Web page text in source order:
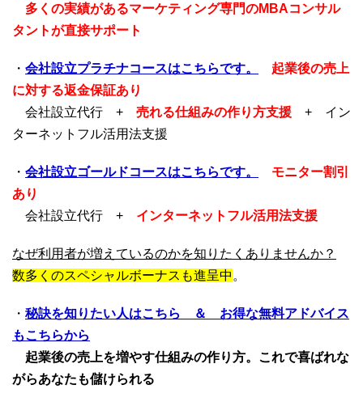
多くの実績があるマーケティング専門のMBAコンサル
タントが直接サポート
・ 会社設立プラチナコースはこちらです。
起業後の売上
に対する返金保証あり
会社設立代行 + 売れる仕組みの作り方支援 + イン
ターネットフル活用法支援
・ 会社設立ゴールドコースはこちらです。
モニター割引
あり
会社設立代行 + インターネットフル活用法支援
なぜ利用者が増えているのかを知りたくありませんか？
数多くのスペシャルボーナスも進呈中 。
・ 秘訣を知りたい人はこちら ＆ お得な無料アドバイス
もこちらから
起業後の売上を増やす仕組みの作り方。これで喜ばれな
がらあなたも儲けられる